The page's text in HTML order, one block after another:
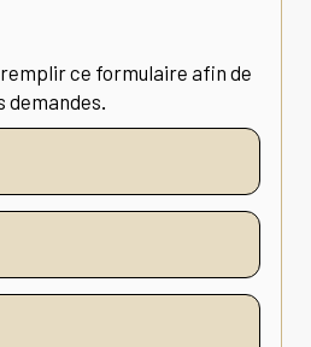
ce formulaire afin de
demandes.